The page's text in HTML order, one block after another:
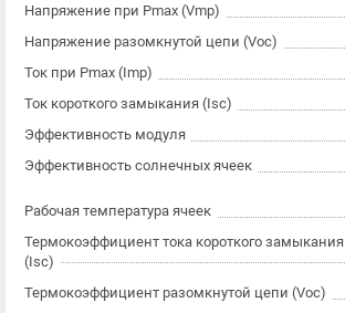
Напряжение при Pmax (Vmp)
Напряжение разомкнутой цепи (Voc)
Ток при Pmax (Imp)
Ток короткого замыкания (Isc)
Эффективность модуля
Эффективность солнечных ячеек
Рабочая температура ячеек
Термокоэффициент тока короткого замыкания
(Isc)
Термокоэффициент разомкнутой цепи (Voc)